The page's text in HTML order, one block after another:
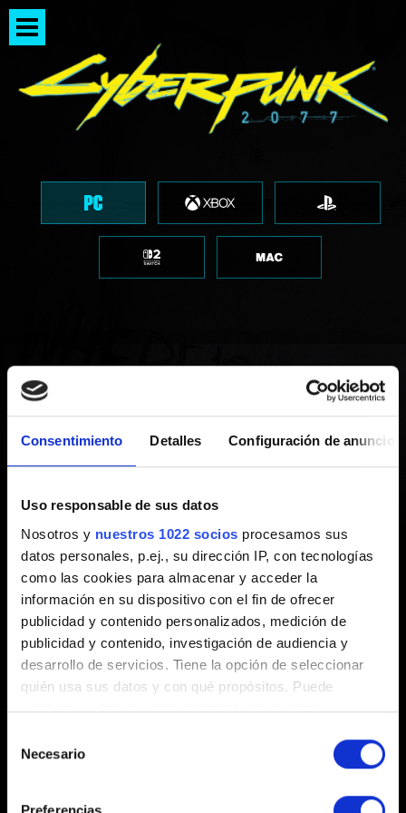
Consentimiento Detalles Configuración de anuncios
Uso responsable de sus datos
Nosotros y nuestros 1022 socios procesamos sus
datos personales, p.ej., su dirección IP, con tecnologías
como las cookies para almacenar y acceder la
información en su dispositivo con el fin de ofrecer
publicidad y contenido personalizados, medición de
publicidad y contenido, investigación de audiencia y
desarrollo de servicios. Tiene la opción de seleccionar
quién usa sus datos y con qué propósitos. Puede
cambiar o retirar su consentimiento en cualquier
el Menú de consentimiento.
Necesario
Falta un archivo de diálogos o
está dañado. Cyberpunk 2077
se cerrará."
Creado hace 3 años Actualizado hace 6 meses
Si aparece este error mientras intentas iniciarCyberpunk
2077, sigue estas instrucionespara reinstalar el juego
correctamente.